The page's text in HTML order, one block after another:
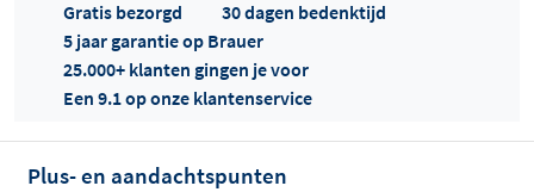
Offertes
Gratis bezorgd
30 dagen bedenktijd
5 jaar garantie op Brauer
25.000+ klanten gingen je voor
Een 9.1 op onze klantenservice
Plus- en aandachtspunten